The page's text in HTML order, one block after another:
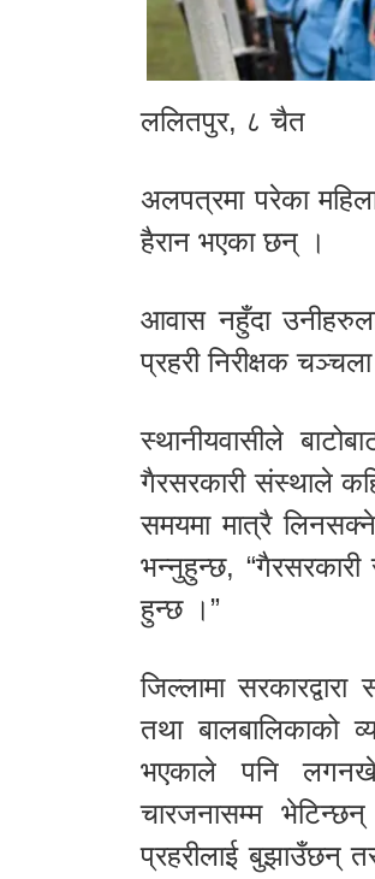
ललितपुर, ८ चैत
अलपत्रमा परेका
हैरान भएका छन् ।
आवास नहुँदा
प्रहरी निरीक्षक
स्थानीयवासीले
गैरसरकारी संस्थाले
समयमा मात्रै लिनसक्ने
भन्नुहुन्छ, “गैरसरकारी
हुन्छ ।”
जिल्लामा
तथा
भएकाले पनि
चारजनासम्म
प्रहरीलाई बुझाउँछन्